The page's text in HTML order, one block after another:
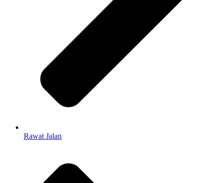
Rawat Jalan